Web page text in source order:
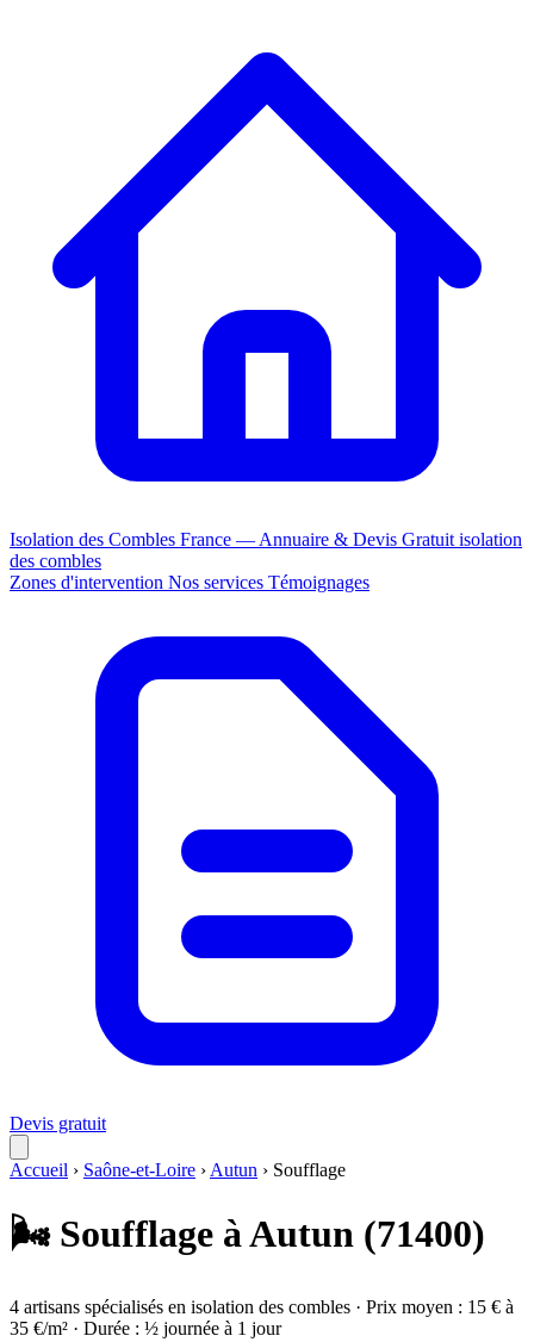
Isolation des Combles France — Annuaire & Devis Gratuit isolation
des combles
Zones d'intervention Nos services Témoignages
Devis gratuit
Accueil › Saône-et-Loire › Autun › Soufflage
🌬️ Soufflage à Autun (71400)
4 artisans spécialisés en isolation des combles · Prix moyen : 15 € à
35 €/m² · Durée : ½ journée à 1 jour